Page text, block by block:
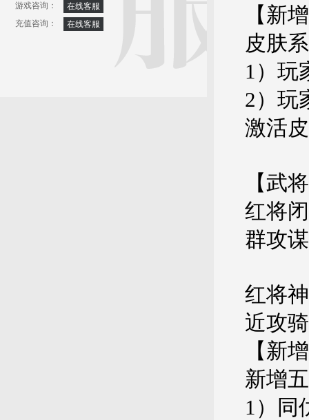
游戏咨询：
在线客服
充值咨询：
在线客服
【新
皮肤
1）玩
2）玩
激活
【武
红将
群攻
红将
近攻
【新
新增
1）同